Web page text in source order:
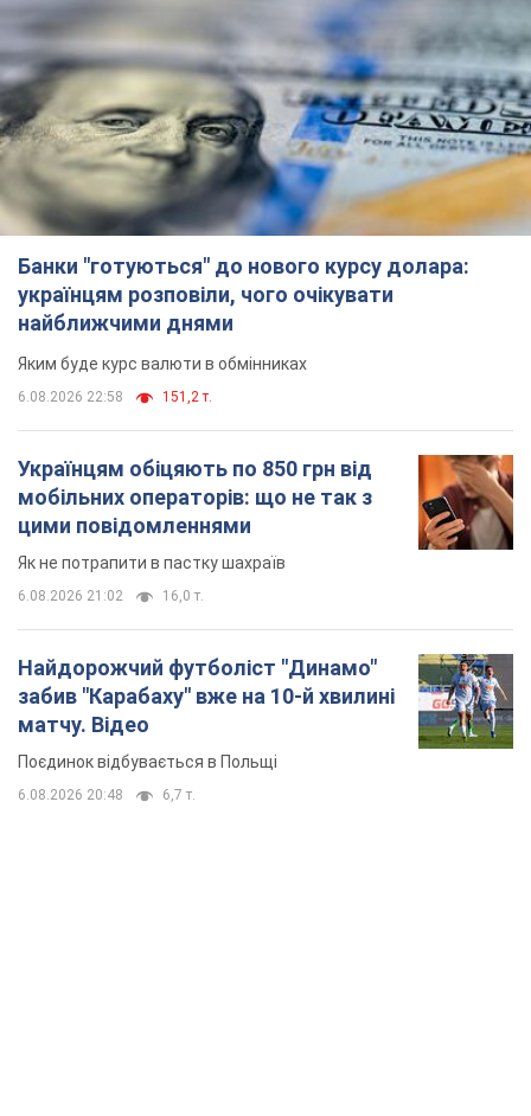
Банки "готуються" до нового курсу долара:
українцям розповіли, чого очікувати
найближчими днями
Яким буде курс валюти в обмінниках
6.08.2026 22:58 151,2 т.
Українцям обіцяють по 850 грн від
мобільних операторів: що не так з
цими повідомленнями
Як не потрапити в пастку шахраїв
6.08.2026 21:02 16,0 т.
Найдорожчий футболіст "Динамо"
забив "Карабаху" вже на 10-й хвилині
матчу. Відео
Поєдинок відбувається в Польщі
6.08.2026 20:48 6,7 т.